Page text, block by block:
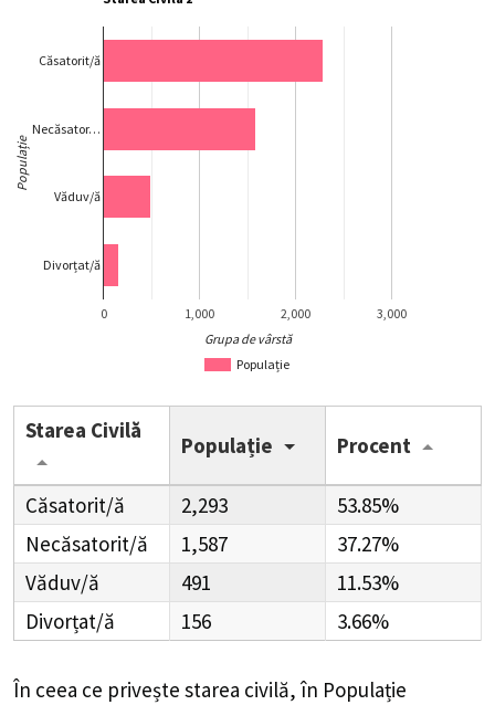
Populație
0 1,000 2,000 3,000
Căsatorit/ă
Necăsator…
Văduv/ă
Divorțat/ă
Grupa de vârstă
Populație
Starea Civilă
Populație Procent
Căsatorit/ă 2,293
53.85%
Necăsatorit/ă
1,587
37.27%
Văduv/ă
491
11.53%
Divorțat/ă
156 3.66%
În ceea ce privește starea civilă, în Populație